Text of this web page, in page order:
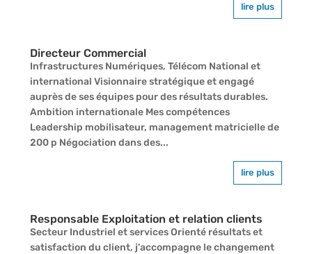
lire plus
Directeur Commercial
Infrastructures Numériques, Télécom National et
international Visionnaire stratégique et engagé
auprès de ses équipes pour des résultats durables.
Ambition internationale Mes compétences
Leadership mobilisateur, management matricielle de
200 p Négociation dans des...
lire plus
Responsable Exploitation et relation clients
Secteur Industriel et services Orienté résultats et
satisfaction du client, j'accompagne le changement